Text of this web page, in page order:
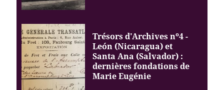
Trésors d'Archives nº4 -
León (Nicaragua) et
Santa Ana (Salvador) :
dernières fondations de
Marie Eugénie